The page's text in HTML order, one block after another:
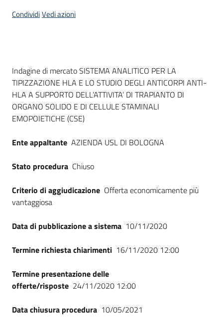
CondividiVedi azioni
Dati del bando
Indagine di mercato SISTEMA ANALITICO PER LA
TIPIZZAZIONE HLA E LO STUDIO DEGLI ANTICORPI ANTI-
HLA A SUPPORTO DELL’ATTIVITA’ DI TRAPIANTO DI
ORGANO SOLIDO E DI CELLULE STAMINALI
EMOPOIETICHE (CSE)
Ente appaltante AZIENDA USL DI BOLOGNA
Stato procedura Chiuso
Criterio di aggiudicazione Offerta economicamente più
vantaggiosa
Data di pubblicazione a sistema 10/11/2020
Termine richiesta chiarimenti 16/11/2020 12:00
Termine presentazione delle
offerte/risposte 24/11/2020 12:00
Data chiusura procedura 10/05/2021